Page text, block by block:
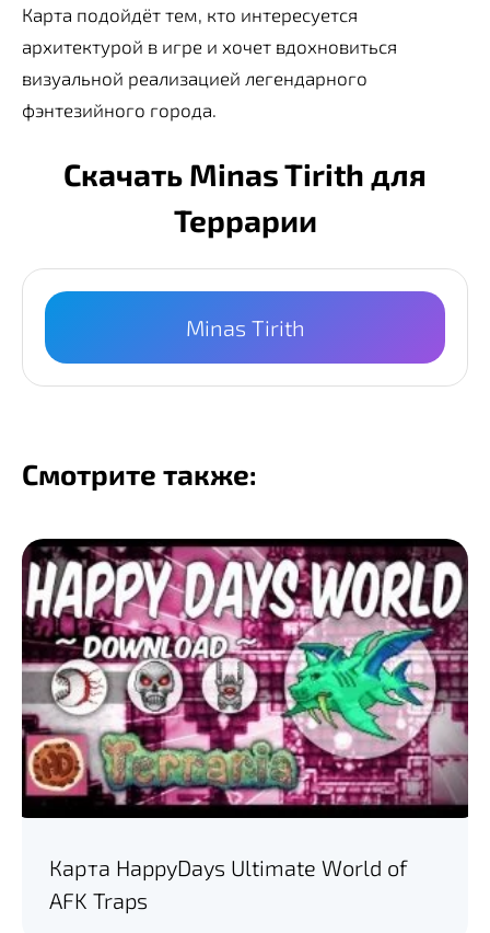
Карта подойдёт тем, кто интересуется
архитектурой в игре и хочет вдохновиться
визуальной реализацией легендарного
фэнтезийного города.
Скачать Minas Tirith для
Террарии
Minas Tirith
Смотрите также:
Карта HappyDays Ultimate World of
AFK Traps